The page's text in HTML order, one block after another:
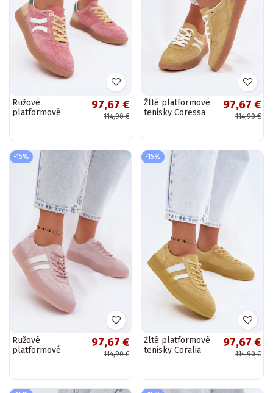
Ružové
platformové
97,67 €
114,90 €
Žlté platformové
tenisky Coressa
97,67 €
114,90 €
-15%
Ružové
platformové
97,67 €
114,90 €
-15%
Žlté platformové
tenisky Coralia
97,67 €
114,90 €